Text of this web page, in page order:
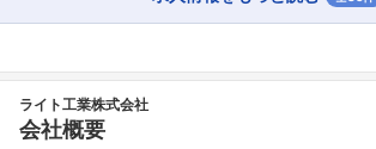
ライト工業株式会社
会社概要